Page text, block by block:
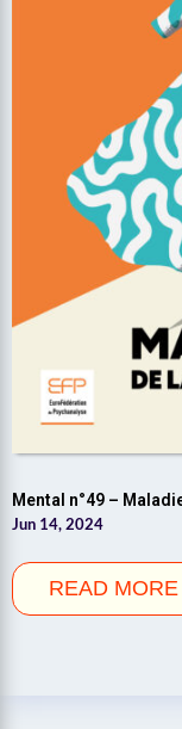
Mental n°49 –
Jun 14, 2024
READ MORE